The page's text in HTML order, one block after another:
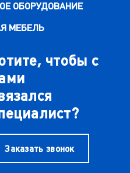
ОБОРУДОВАНИЕ
МЕБЕЛЬ
чтобы с
Заказать звонок